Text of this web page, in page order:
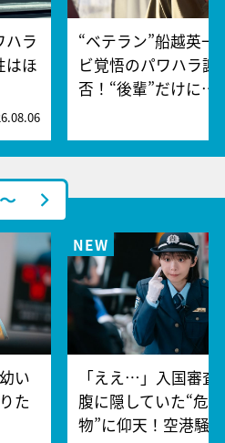
ハラ
はほ
“ベテラン”船越英一
ビ覚悟のパワハラ謝
否！“後輩”だけに…
い
た
「ええ…」入国審査
腹に隠していた“危
物”に仰天！空港騒